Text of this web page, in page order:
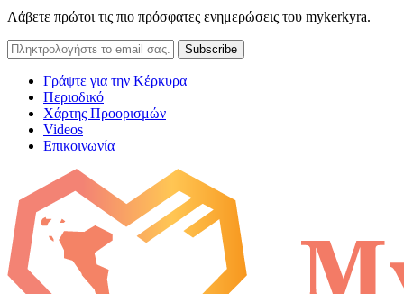
Λάβετε πρώτοι τις πιο πρόσφατες ενημερώσεις του mykerkyra.
Γράψτε για την Κέρκυρα
Περιοδικό
Χάρτης Προορισμών
Videos
Επικοινωνία